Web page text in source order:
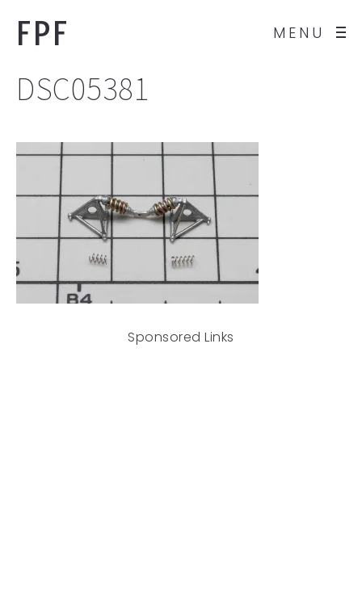
MENU
FPF
DSC05381
Sponsored Links